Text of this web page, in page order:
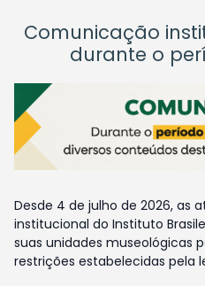
Comunicação
durante o
Desde 4 de julho de 2026, as
institucional do Instituto
suas unidades museológicas
restrições estabelecidas pela